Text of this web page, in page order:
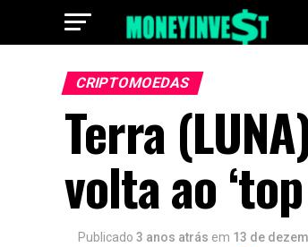
CRIPTOMOEDAS
Terra
volta ao
Publicado 3 anos atrás em 13 de